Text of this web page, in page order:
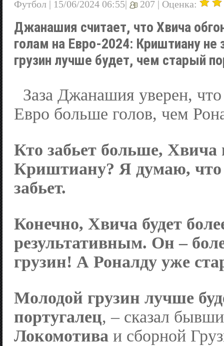
Футбол | 15/06/2024 06:55| 207 | Оценка:
Джанашия считает, что Хвича
голам на Евро-2024: Криштиану
грузин лучше будет, чем старый
Заза Джанашия уверен,
Евро больше голов, чем
Кто забьет больше, Хвича
Криштиану? Я думаю,
забьет.
Конечно, Хвича будет
результативным. Он –
грузин! А Роналду уже
Молодой грузин лучше
португалец, – сказал
Локомотива и сборной